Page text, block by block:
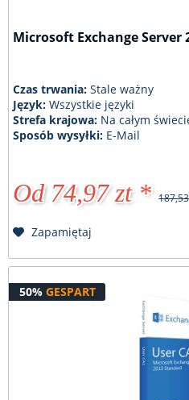
Microsoft Exchange Server
Czas trwania:Stale ważny
Język:Wszystkie języki
Strefa krajowa: Na całym
Sposób wysyłki: E-Mail
Od 74,97 zt *
Zapamiętaj
50% GESPART